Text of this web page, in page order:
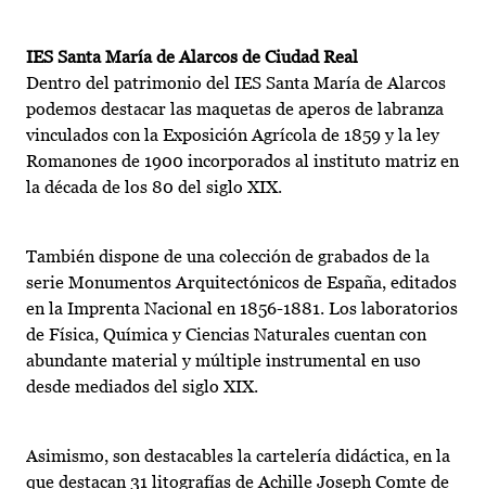
IES Santa María de Alarcos de Ciudad Real
Dentro del patrimonio del IES Santa María de Alarcos
podemos destacar las maquetas de aperos de labranza
vinculados con la Exposición Agrícola de 1859 y la ley
Romanones de 1900 incorporados al instituto matriz en
la década de los 80 del siglo XIX.
También dispone de una colección de grabados de la
serie Monumentos Arquitectónicos de España, editados
en la Imprenta Nacional en 1856-1881. Los laboratorios
de Física, Química y Ciencias Naturales cuentan con
abundante material y múltiple instrumental en uso
desde mediados del siglo XIX.
Asimismo, son destacables la cartelería didáctica, en la
que destacan 31 litografías de Achille Joseph Comte de